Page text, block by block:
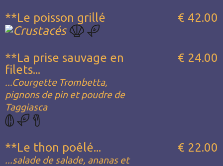
**Le poisson grillé € 42.00
**La prise sauvage en
filets...
...Courgette Trombetta,
pignons de pin et poudre de
Taggiasca
€ 24.00
**Le thon poêlé...
...salade de salade, ananas et
€ 22.00